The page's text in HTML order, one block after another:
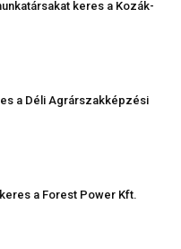
keres a Kozák-
a Déli Agrárszakképzési
a Forest Power Kft.